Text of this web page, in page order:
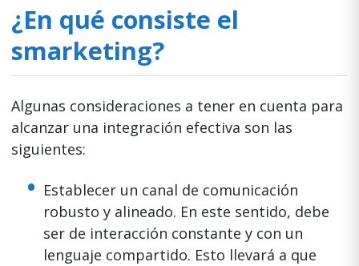
¿En qué consiste el
smarketing?
Algunas consideraciones a tener en cuenta para
alcanzar una integración efectiva son las
siguientes:
Establecer un canal de comunicación
robusto y alineado. En este sentido, debe
ser de interacción constante y con un
lenguaje compartido. Esto llevará a que